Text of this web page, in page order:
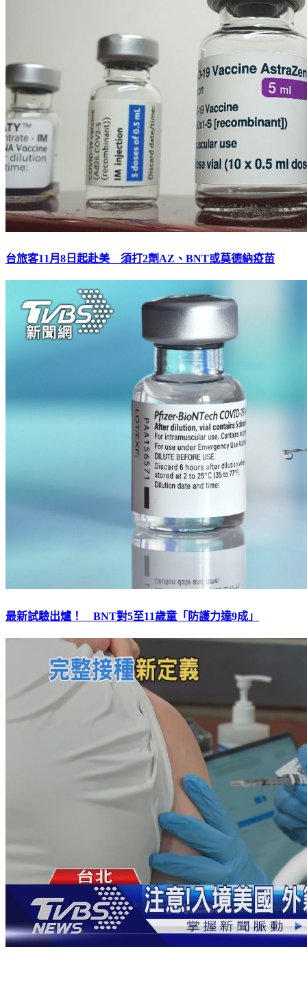
台旅客11月8日起赴美 須打2劑AZ、BNT或莫德納疫苗
最新試驗出爐！ BNT對5至11歲童「防護力達9成」